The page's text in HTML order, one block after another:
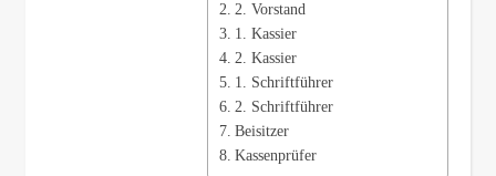
2. Vorstand
1. Kassier
2. Kassier
1. Schriftführer
2. Schriftführer
Beisitzer
Kassenprüfer